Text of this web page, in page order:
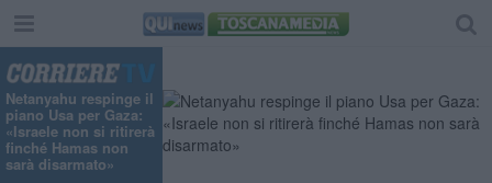
Netanyahu respinge il
piano Usa per Gaza:
«Israele non si ritirerà
finché Hamas non
sarà disarmato»